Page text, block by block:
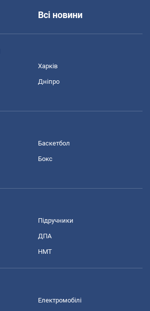
Всі новини
Харків
Дніпро
Баскетбол
Бокс
Підручники
ДПА
НМТ
Електромобілі